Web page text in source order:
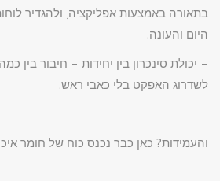
בתאורה באמצעות אפליקציה, ולהגדיר
היום והעונה.
– יכולת סינכרון בין יחידות – חיבור בין
לשדרוג האפקט בלי כאבי ראש.
והעמידות? כאן כבר נכנס כוח של חומר